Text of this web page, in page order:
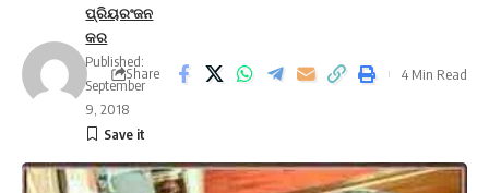
ପ୍ରିୟରଂଜନ
କର
Published:
September
9, 2018
Share 4 Min Read